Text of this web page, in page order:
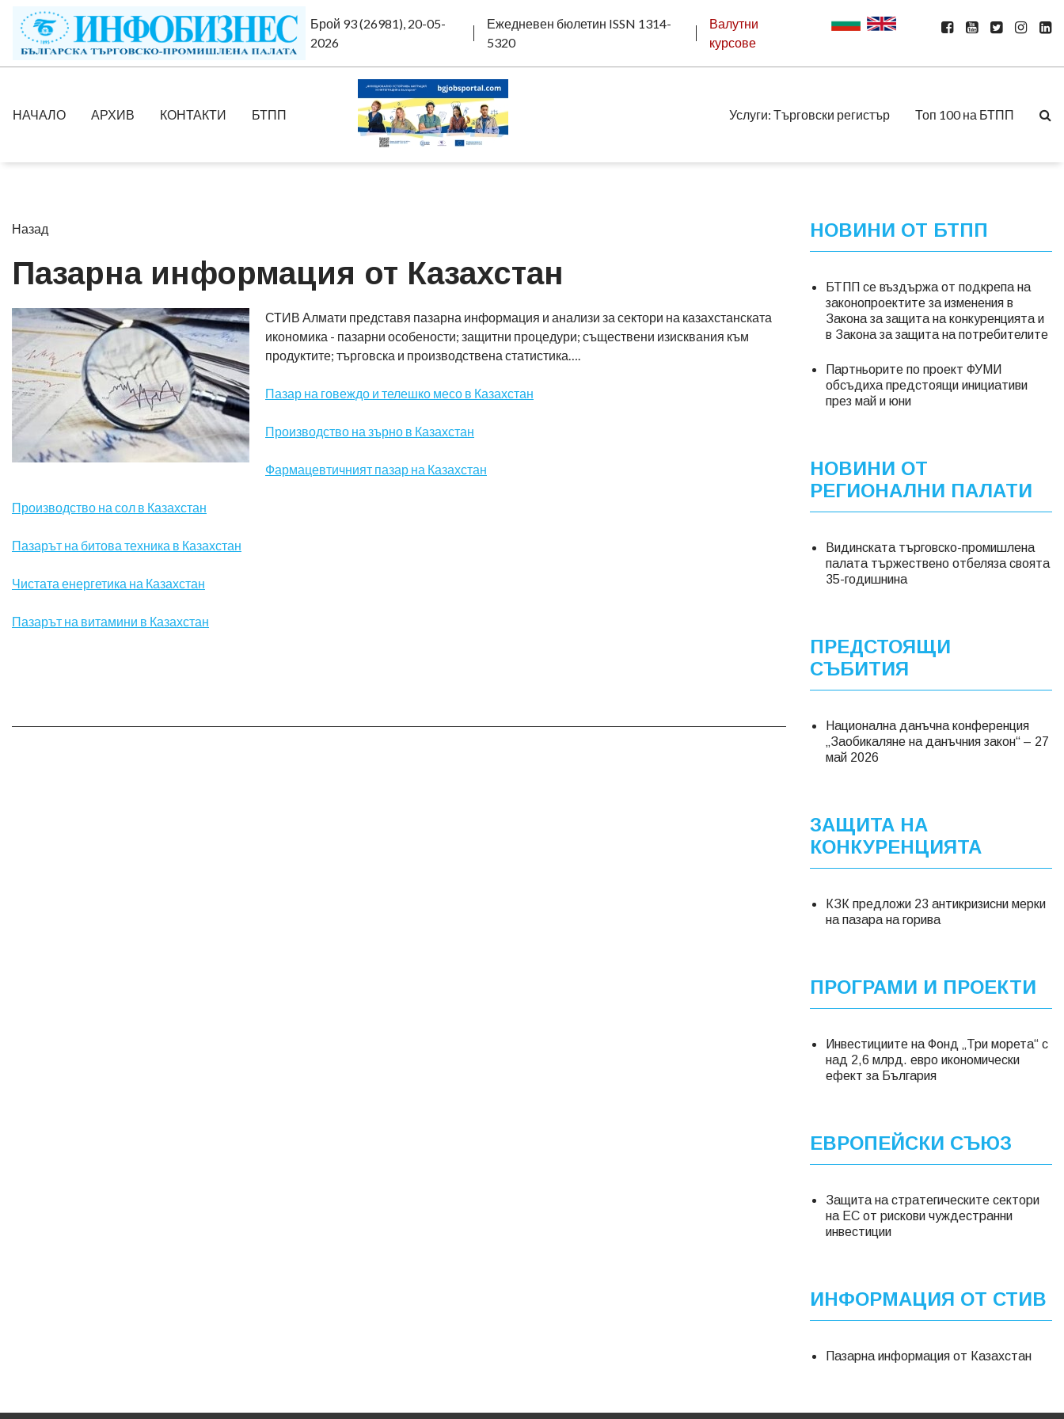
Брой 93 (26981), 20-05-
2026
Ежедневен бюлетин ISSN 1314-
5320
Валутни
курсове
НАЧАЛО АРХИВ КОНТАКТИ БТПП Услуги: Търговски регистър Топ 100 на БТПП
Назад
Пазарна информация от Казахстан
СТИВ Алмати представя пазарна информация и анализи за сектори на казахстанската
икономика - пазарни особености; защитни процедури; съществени изисквания към
продуктите; търговска и производствена статистика….
Пазар на говеждо и телешко месо в Казахстан
Производство на зърно в Казахстан
Фармацевтичният пазар на Казахстан
Производство на сол в Казахстан
Пазарът на битова техника в Казахстан
Чистата енергетика на Казахстан
Пазарът на витамини в Казахстан
НОВИНИ ОТ БТПП
БТПП се въздържа от подкрепа на
законопроектите за изменения в
Закона за защита на конкуренцията и
в Закона за защита на потребителите
Партньорите по проект ФУМИ
обсъдиха предстоящи инициативи
през май и юни
НОВИНИ ОТ
РЕГИОНАЛНИ ПАЛАТИ
Видинската търговско-промишлена
палата тържествено отбеляза своята
35-годишнина
ПРЕДСТОЯЩИ
СЪБИТИЯ
Национална данъчна конференция
„Заобикаляне на данъчния закон“ – 27
май 2026
ЗАЩИТА НА
КОНКУРЕНЦИЯТА
КЗК предложи 23 антикризисни мерки
на пазара на горива
ПРОГРАМИ И ПРОЕКТИ
Инвестициите на Фонд „Три морета“ с
над 2,6 млрд. евро икономически
ефект за България
ЕВРОПЕЙСКИ СЪЮЗ
Защита на стратегическите сектори
на ЕС от рискови чуждестранни
инвестиции
ИНФОРМАЦИЯ ОТ СТИВ
Пазарна информация от Казахстан